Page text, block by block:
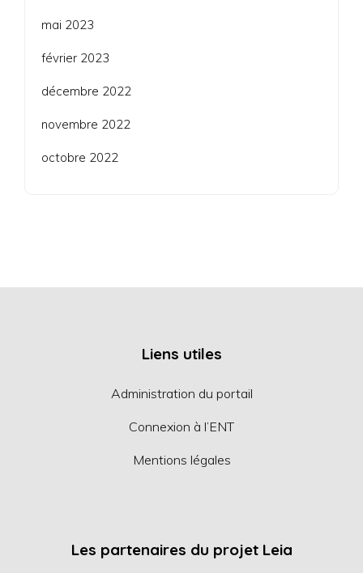
mai 2023
février 2023
décembre 2022
novembre 2022
octobre 2022
Liens utiles
Administration du portail
Connexion à l’ENT
Mentions légales
Les partenaires du projet Leia